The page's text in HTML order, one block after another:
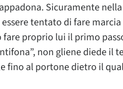
Sicuramente
tentato di fare
proprio lui il primo
non gliene diede
fino al portone dietro il